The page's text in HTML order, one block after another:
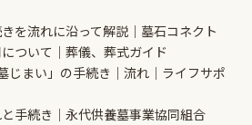
を流れに沿って解説｜墓石コネクト
ついて｜葬儀、葬式ガイド
じまい」の手続き｜流れ｜ライフサポ
手続き｜永代供養墓事業協同組合